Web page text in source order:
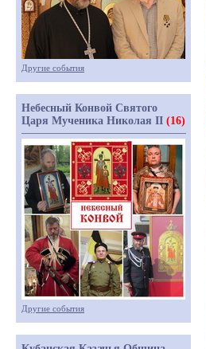
Другие события
Небесный Конвой Святого
Царя Мученика Николая II (16)
Другие события